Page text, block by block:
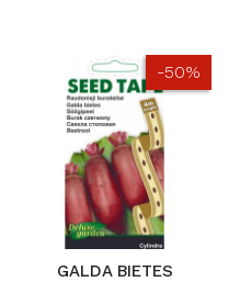
-50%
GALDA BIETES